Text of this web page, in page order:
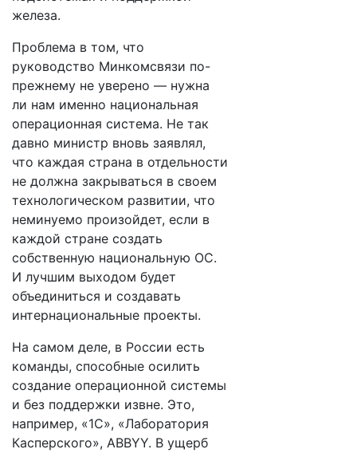
железа.
Проблема в том, что
руководство Минкомсвязи по-
прежнему не уверено — нужна
ли нам именно национальная
операционная система. Не так
давно министр вновь заявлял,
что каждая страна в отдельности
не должна закрываться в своем
технологическом развитии, что
неминуемо произойдет, если в
каждой стране создать
собственную национальную ОС.
И лучшим выходом будет
объединиться и создавать
интернациональные проекты.
На самом деле, в России есть
команды, способные осилить
создание операционной системы
и без поддержки извне. Это,
например, «1С», «Лаборатория
Касперского», ABBYY. В ущерб